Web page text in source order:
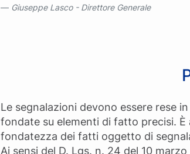
Giuseppe Lasco - Direttore Generale
Le segnalazioni devono essere rese
fondate su elementi di fatto precisi.
fondatezza dei fatti oggetto di
Ai sensi del D. Lgs. n. 24 del 10